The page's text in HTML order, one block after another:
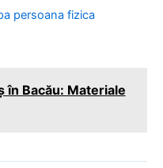
persoana fizica
în Bacău: Materiale